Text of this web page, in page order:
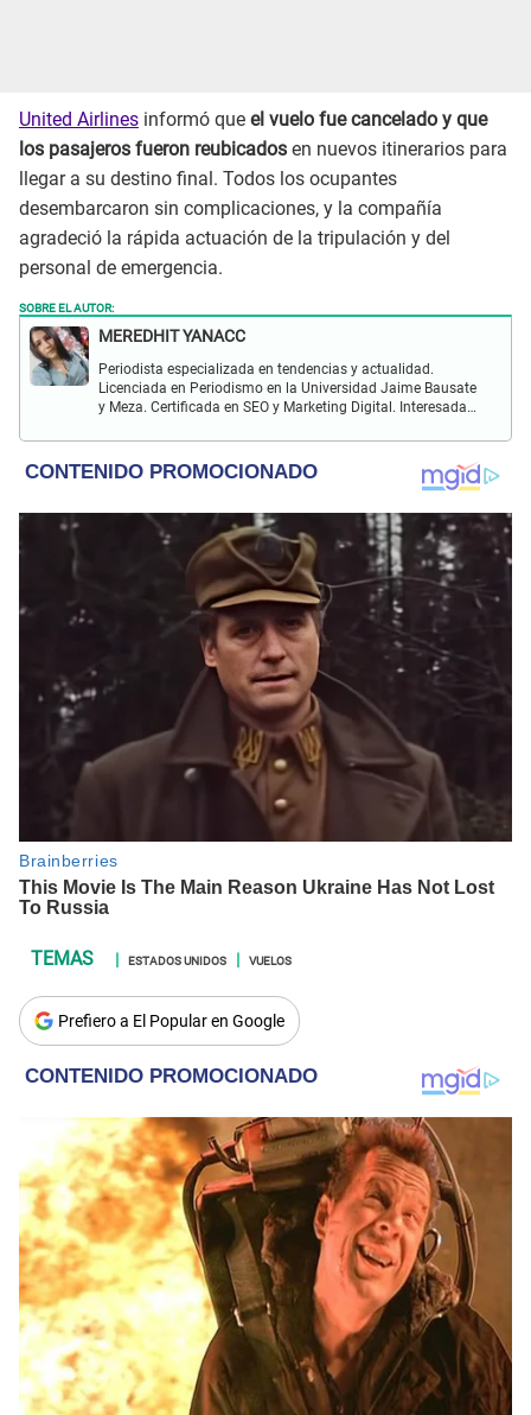
United Airlines informó que el vuelo fue cancelado y que
los pasajeros fueron reubicados en nuevos itinerarios para
llegar a su destino final. Todos los ocupantes
desembarcaron sin complicaciones, y la compañía
agradeció la rápida actuación de la tripulación y del
personal de emergencia.
SOBRE EL AUTOR:
MEREDHIT YANACC
Periodista especializada en tendencias y actualidad.
Licenciada en Periodismo en la Universidad Jaime Bausate
y Meza. Certificada en SEO y Marketing Digital. Interesada
farándula y más.
ESTADOS UNIDOS VUELOS
Prefiero a El Popular en Google